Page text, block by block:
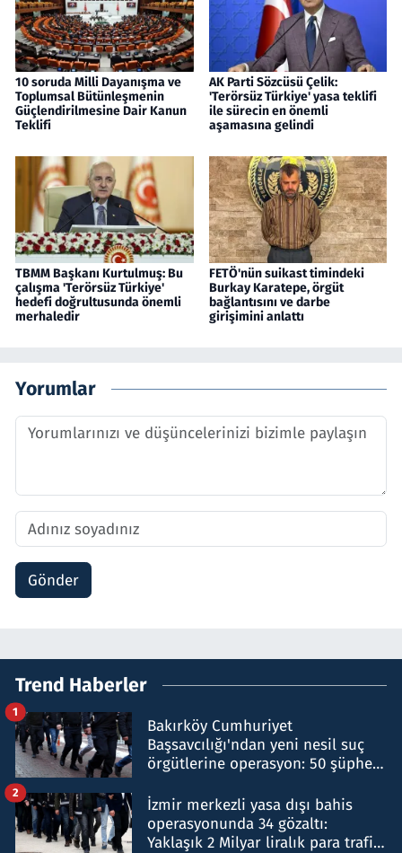
10 soruda Milli Dayanışma ve
Toplumsal Bütünleşmenin
Güçlendirilmesine Dair Kanun
Teklifi
AK Parti Sözcüsü Çelik:
'Terörsüz Türkiye' yasa teklifi
ile sürecin en önemli
aşamasına gelindi
TBMM Başkanı Kurtulmuş: Bu
çalışma 'Terörsüz Türkiye'
hedefi doğrultusunda önemli
merhaledir
FETÖ'nün suikast timindeki
Burkay Karatepe, örgüt
bağlantısını ve darbe
girişimini anlattı
Yorumlar
Gönder
Trend Haberler
Bakırköy Cumhuriyet
Başsavcılığı'ndan yeni nesil suç
örgütlerine operasyon: 50 şüpheli
1
İzmir merkezli yasa dışı bahis
operasyonunda 34 gözaltı:
Yaklaşık 2 Milyar liralık para trafiği
2